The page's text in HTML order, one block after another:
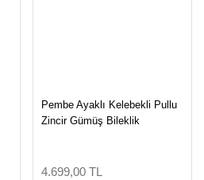
Pembe Ayaklı Kelebekli Pullu
Zincir Gümüş Bileklik
4.699,00 TL